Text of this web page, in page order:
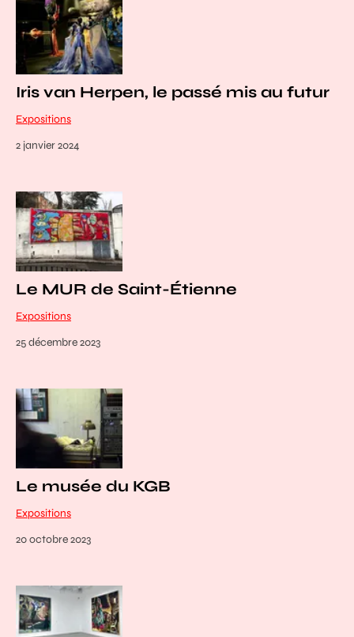
Iris van Herpen, le passé mis au futur
Expositions
2 janvier 2024
Le MUR de Saint-Étienne
Expositions
25 décembre 2023
Le musée du KGB
Expositions
20 octobre 2023